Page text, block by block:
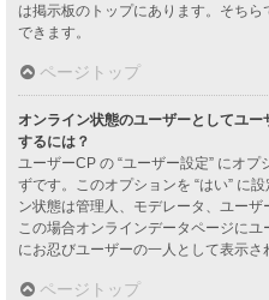
は掲示板のトップにあります。そち
できます。
ページトップ
オンライン状態のユーザーとしてユ
するには？
ユーザーCP の “ユーザー設定” にオプ
ずです。このオプションを “はい” に
ン状態は管理人、モデレータ、ユーザ
この場合オンラインデータページに
にお忍びユーザーの一人として表示さ
ページトップ